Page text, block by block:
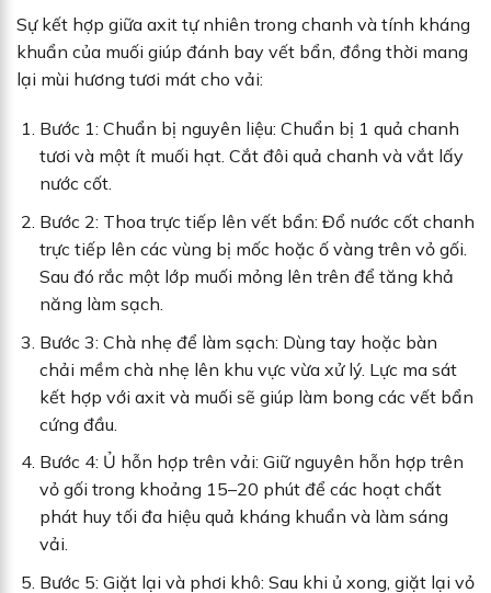
Sự kết hợp giữa axit tự nhiên trong chanh và tính kháng
khuẩn của muối giúp đánh bay vết bẩn, đồng thời mang
lại mùi hương tươi mát cho vải:
Bước 1: Chuẩn bị nguyên liệu: Chuẩn bị 1 quả chanh
tươi và một ít muối hạt. Cắt đôi quả chanh và vắt lấy
nước cốt.
Bước 2: Thoa trực tiếp lên vết bẩn: Đổ nước cốt chanh
trực tiếp lên các vùng bị mốc hoặc ố vàng trên vỏ gối.
Sau đó rắc một lớp muối mỏng lên trên để tăng khả
năng làm sạch.
Bước 3: Chà nhẹ để làm sạch: Dùng tay hoặc bàn
chải mềm chà nhẹ lên khu vực vừa xử lý. Lực ma sát
kết hợp với axit và muối sẽ giúp làm bong các vết bẩn
cứng đầu.
Bước 4: Ủ hỗn hợp trên vải: Giữ nguyên hỗn hợp trên
vỏ gối trong khoảng 15–20 phút để các hoạt chất
phát huy tối đa hiệu quả kháng khuẩn và làm sáng
vải.
Bước 5: Giặt lại và phơi khô: Sau khi ủ xong, giặt lại vỏ